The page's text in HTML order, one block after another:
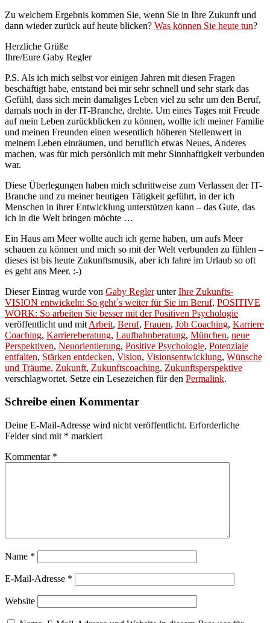
Zu welchem Ergebnis kommen Sie, wenn Sie in Ihre Zukunft und
dann wieder zurück auf heute blicken? Was können Sie heute tun?
Herzliche Grüße
Ihre/Eure Gaby Regler
P.S. Als ich mich selbst vor einigen Jahren mit diesen Fragen
beschäftigt habe, entstand bei mir sehr schnell und sehr stark das
Gefühl, dass sich mein damaliges Leben viel zu sehr um den Beruf,
damals noch in der IT-Branche, drehte. Um eines Tages mit Freude
auf mein Leben zurückblicken zu können, wollte ich meiner Familie
und meinen Freunden einen wesentlich höheren Stellenwert in
meinem Leben einräumen, und beruflich etwas Neues, Anderes
machen, was für mich persönlich mit mehr Sinnhaftigkeit verbunden
war.
Diese Überlegungen haben mich schrittweise zum Verlassen der IT-
Branche und zu meiner heutigen Tätigkeit geführt, in der ich
Menschen in ihrer Entwicklung unterstützen kann – das Gute, das
ich in die Welt bringen möchte …
Ein Haus am Meer wollte auch ich gerne haben, um aufs Meer
schauen zu können und mich so mit der Welt verbunden zu fühlen –
dieses ist bis heute Zukunftsmusik, aber ich fahre im Urlaub so oft
es geht ans Meer. :-)
Dieser Eintrag wurde von Gaby ReglerunterIhre Zukunfts-
VISION entwickeln: So geht´s weiter für Sie im Beruf, POSITIVE
WORK: So arbeiten Sie besser mit der Positiven Psychologie
veröffentlicht und mit Arbeit, Beruf, Frauen, Job Coaching, Karriere
Coaching, Karriereberatung, Laufbahnberatung, München, neue
Perspektiven, Neuorientierung, Positive Psychologie, Potenziale
entfalten, Stärken entdecken, Vision, Visionsentwicklung, Wünsche
und Träume, Zukunft, Zukunftscoaching, Zukunftsperspektive
verschlagwortet. Setze ein Lesezeichen für den Permalink.
Schreibe einen Kommentar
Deine E-Mail-Adresse wird nicht veröffentlicht. Erforderliche
Felder sind mit * markiert
Kommentar *
Name *
E-Mail-Adresse *
Website